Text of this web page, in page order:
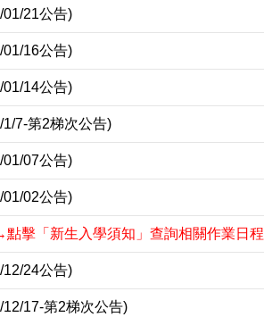
21公告)
16公告)
14公告)
7-第2梯次公告)
07公告)
02公告)
擊「新生入學須知」查詢相關作業日程
24公告)
17-第2梯次公告)